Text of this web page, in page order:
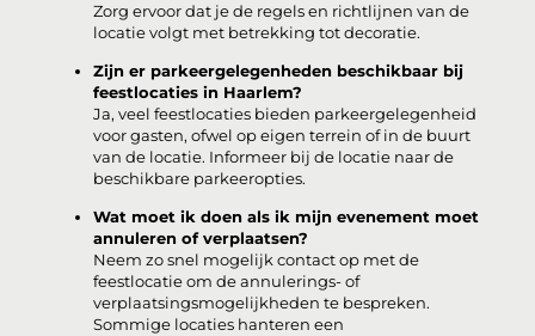
Zorg ervoor dat je de regels en richtlijnen van de
locatie volgt met betrekking tot decoratie.
Zijn er parkeergelegenheden beschikbaar bij
feestlocaties in Haarlem?
Ja, veel feestlocaties bieden parkeergelegenheid
voor gasten, ofwel op eigen terrein of in de buurt
van de locatie. Informeer bij de locatie naar de
beschikbare parkeeropties.
Wat moet ik doen als ik mijn evenement moet
annuleren of verplaatsen?
Neem zo snel mogelijk contact op met de
feestlocatie om de annulerings- of
verplaatsingsmogelijkheden te bespreken.
Sommige locaties hanteren een